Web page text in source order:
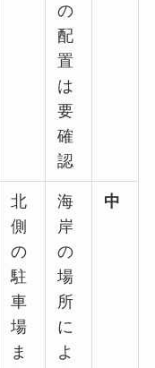
の
配
置
は
要
確
認
北
側
の
駐
車
場
ま
海
岸
の
場
所
に
よ
中